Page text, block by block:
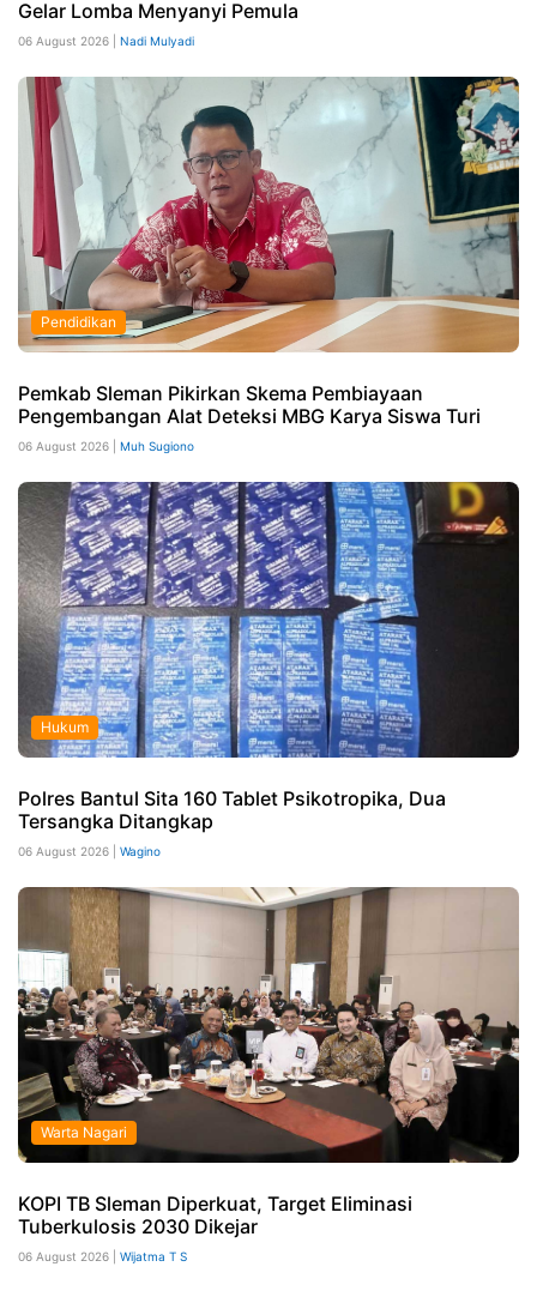
Gelar Lomba Menyanyi Pemula
06 August 2026 | Nadi Mulyadi
Pendidikan
Pemkab Sleman Pikirkan Skema Pembiayaan
Pengembangan Alat Deteksi MBG Karya Siswa Turi
06 August 2026 | Muh Sugiono
Hukum
Polres Bantul Sita 160 Tablet Psikotropika, Dua
Tersangka Ditangkap
06 August 2026 | Wagino
Warta Nagari
KOPI TB Sleman Diperkuat, Target Eliminasi
Tuberkulosis 2030 Dikejar
06 August 2026 | Wijatma T S